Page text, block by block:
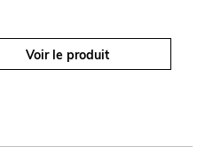
Voir le produit